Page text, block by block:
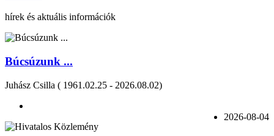
hírek és aktuális információk
Búcsúzunk ...
Juhász Csilla ( 1961.02.25 - 2026.08.02)
2026-08-04